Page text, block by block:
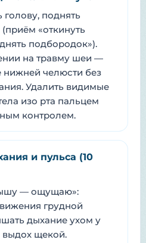
голову, поднять
«откинуть
подбородок»).
на травму шеи —
челюсти без
Удалить видимые
изо рта пальцем
контролем.
и пульса (10
— ощущаю»:
грудной
дыхание ухом у
выдох щекой.